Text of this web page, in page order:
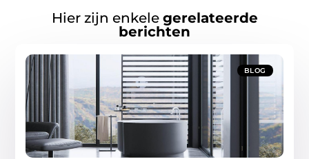
Hier zijn enkele gerelateerde
berichten
BLOG